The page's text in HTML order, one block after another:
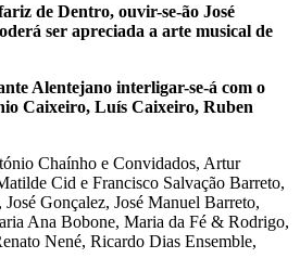
de Dentro, ouvir-se-ão José
ser apreciada a arte musical de
Alentejano interligar-se-á com o
Caixeiro, Luís Caixeiro, Ruben
Chaínho e Convidados, Artur
Cid e Francisco Salvação Barreto,
Gonçalez, José Manuel Barreto,
Ana Bobone, Maria da Fé & Rodrigo,
Nené, Ricardo Dias Ensemble,